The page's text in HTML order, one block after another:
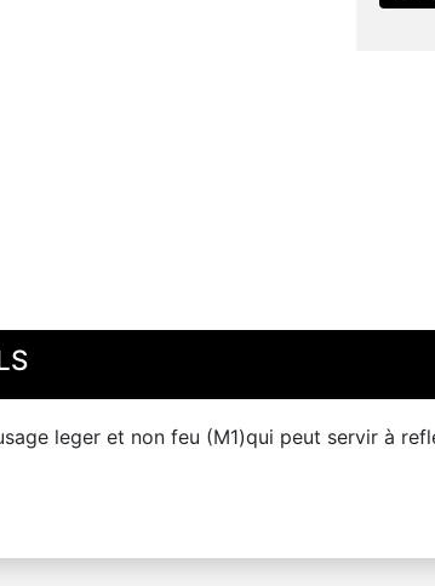
leger et non feu (M1)qui peut servir à